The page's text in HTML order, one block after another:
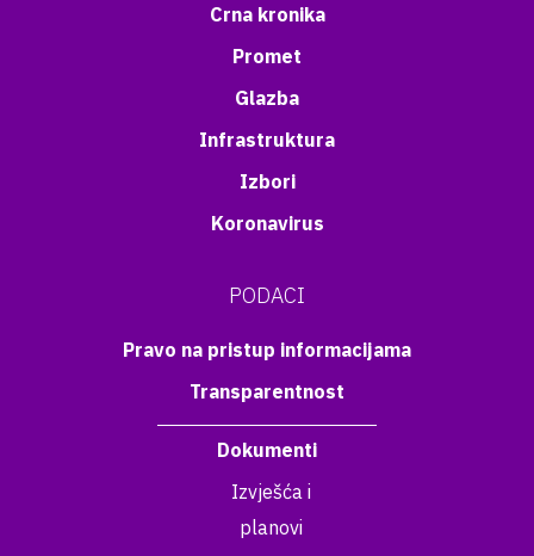
Crna kronika
Promet
Glazba
Infrastruktura
Izbori
Koronavirus
PODACI
Pravo na pristup informacijama
Transparentnost
Dokumenti
Izvješća i
planovi